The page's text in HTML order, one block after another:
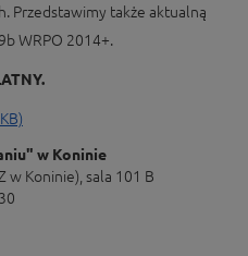
Przedstawimy także aktualną
WRPO 2014+.
w Koninie
w Koninie), sala 101 B